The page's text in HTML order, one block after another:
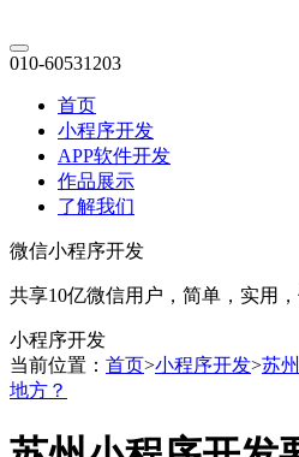
010-60531203
首页
小程序开发
APP软件开发
作品展示
了解我们
微信小程序开发
共享10亿微信用户，简单，实用
小程序开发
当前位置： 首页>小程序开发>苏
地方？